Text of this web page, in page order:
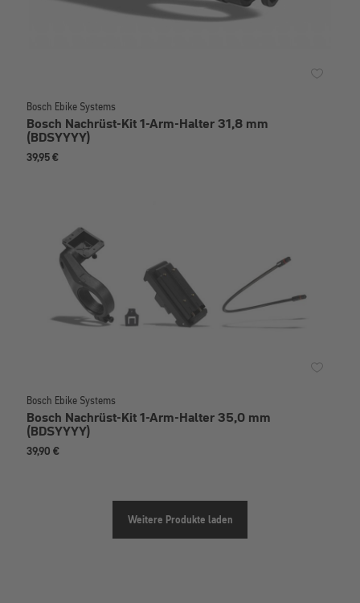
Bosch Ebike Systems
Bosch Nachrüst-Kit 1-Arm-Halter 31,8 mm
(BDSYYYY)
39,95 €
Bosch Ebike Systems
Bosch Nachrüst-Kit 1-Arm-Halter 35,0 mm
(BDSYYYY)
39,90 €
Weitere Produkte laden